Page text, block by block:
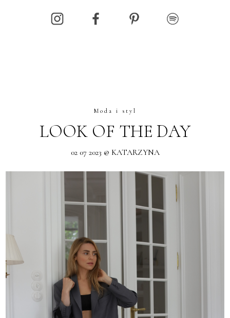
Moda i styl
LOOK OF THE DAY
02 07 2023 @ KATARZYNA